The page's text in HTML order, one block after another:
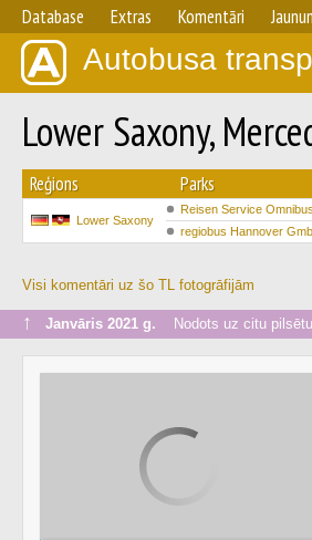
Database Extras Komentāri
Autobusa
Lower Saxony,
Reģions Parks
Lower Saxony
Reisen Service
regiobus Hannover
Visi komentāri uz šo TL fotogrāfijām
↑ Janvāris 2021 g. Nodots uz citu pilsētu